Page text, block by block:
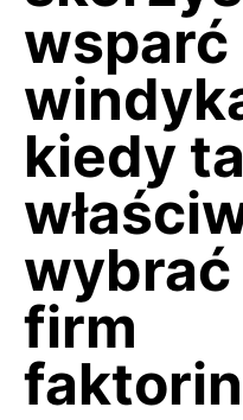
wsparć
kiedy
firm